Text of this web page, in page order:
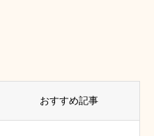
おすすめ記事